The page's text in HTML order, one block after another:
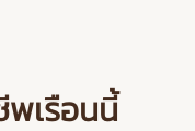
พเรือนนี้